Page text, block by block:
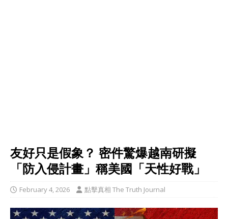
友好只是假象？ 密件驚爆越南研擬
「防入侵計畫」稱美國「天性好戰」
February 4, 2026 點擊真相 The Truth Journal